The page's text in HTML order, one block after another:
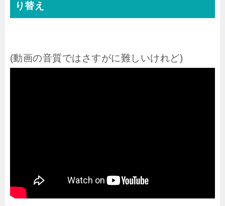
り替え
(動画の音質ではさすがに難しいけれど)